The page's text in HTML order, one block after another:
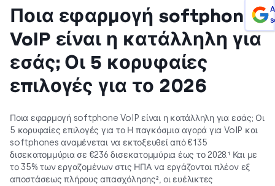
Ποια εφαρμογή softphone
VoIP είναι η κατάλληλη για
εσάς; Οι 5 κορυφαίες
επιλογές για το 2026
Ποια εφαρμογή softphone VoIP είναι η κατάλληλη για εσάς; Οι
5 κορυφαίες επιλογές για το Η παγκόσμια αγορά για VoIP και
softphones αναμένεται να εκτοξευθεί από €135
δισεκατομμύρια σε €236 δισεκατομμύρια έως το 2028.¹ Και με
το 35% των εργαζομένων στις ΗΠΑ να εργάζονται πλέον εξ
αποστάσεως πλήρους απασχόλησης², οι ευέλικτες